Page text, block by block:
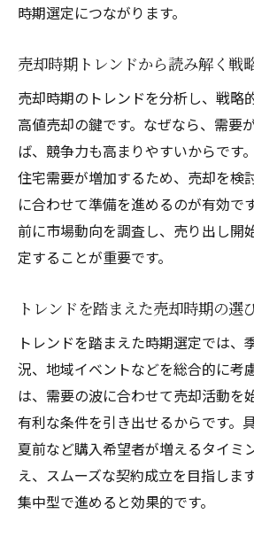
時期選定につながります。
売却時期トレンドから読み解く戦
売却時期のトレンドを分析し、戦略
高値売却の鍵です。なぜなら、需要
ば、競争力も高まりやすいからです
住宅需要が増加するため、売却を検
に合わせて準備を進めるのが有効で
前に市場動向を調査し、売り出し開
定することが重要です。
トレンドを踏まえた売却時期の選
トレンドを踏まえた時期選定では、
況、地域イベントなどを総合的に考
は、需要の波に合わせて売却活動を
有利な条件を引き出せるからです。
夏前など購入希望者が増えるタイミ
え、スムーズな契約成立を目指しま
集中型で進めると効果的です。